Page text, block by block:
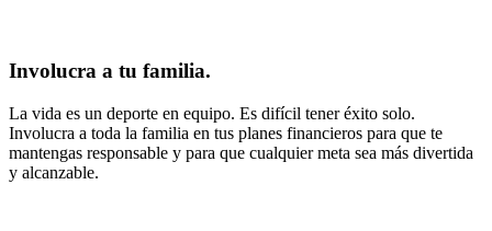
Involucra a tu familia.
La vida es un deporte en equipo. Es difícil tener éxito solo.
Involucra a toda la familia en tus planes financieros para que te
mantengas responsable y para que cualquier meta sea más divertida
y alcanzable.